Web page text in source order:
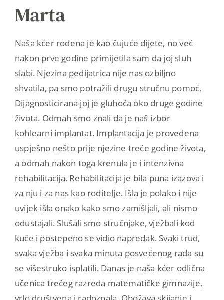
Marta
Naša kćer rođena je kao čujuće dijete, no već
nakon prve godine primijetila sam da joj sluh
slabi. Njezina pedijatrica nije nas ozbiljno
shvatila, pa smo potražili drugu stručnu pomoć.
Dijagnosticirana joj je gluhoća oko druge godine
života. Odmah smo znali da je naš izbor
kohlearni implantat. Implantacija je provedena
uspješno nešto prije njezine treće godine života,
a odmah nakon toga krenula je i intenzivna
rehabilitacija. Rehabilitacija je bila puna izazova i
za nju i za nas kao roditelje. Išla je polako i nije
uvijek išla onako kako smo zamišljali, ali nismo
odustajali. Slušali smo stručnjake, vježbali kod
kuće i postepeno se vidio napredak. Svaki trud,
svaka vježba i svaka minuta posvećenog rada su
se višestruko isplatili. Danas je naša kćer odlična
učenica trećeg razreda matematičke gimnazije,